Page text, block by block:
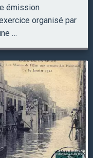
émission
organisé par
…